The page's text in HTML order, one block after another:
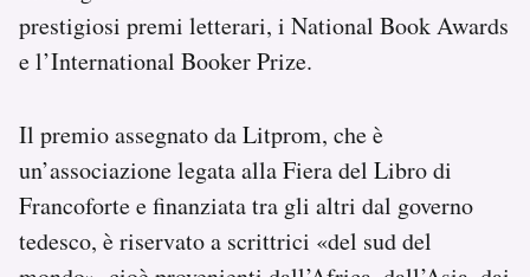
prestigiosi premi letterari, i National Book Awards
e l’International Booker Prize.
Il premio assegnato da Litprom, che è
un’associazione legata alla Fiera del Libro di
Francoforte e finanziata tra gli altri dal governo
tedesco, è riservato a scrittrici «del sud del